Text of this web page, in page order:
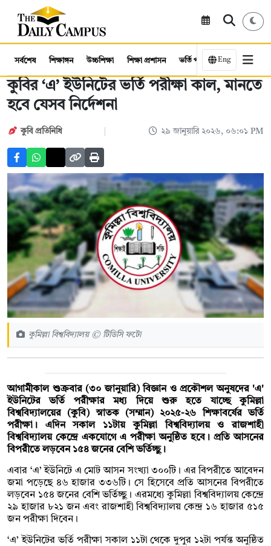
সর্বশেষ শিক্ষাঙ্গন উচ্চশিক্ষা শিক্ষা প্রশাসন ভর্তি পরীক্ষা কর্মসংস্থান
Eng
কুবির ‘এ’ ইউনিটের ভর্তি পরীক্ষা কাল, মানতে
হবে যেসব নির্দেশনা
কুবি প্রতিনিধি ২৯ জানুয়ারি ২০২৬, ০৬:০১ PM
কুমিল্লা বিশ্ববিদ্যালয় © টিডিসি ফটো
আগামীকাল শুক্রবার (৩০ জানুয়ারি) বিজ্ঞান ও প্রকৌশল অনুষদের 'এ'
ইউনিটের ভর্তি পরীক্ষার মধ্য দিয়ে শুরু হতে যাচ্ছে কুমিল্লা
বিশ্ববিদ্যালয়ের (কুবি) স্নাতক (সম্মান) ২০২৫-২৬ শিক্ষাবর্ষের ভর্তি
পরীক্ষা। এদিন সকাল ১১টায় কুমিল্লা বিশ্ববিদ্যালয় ও রাজশাহী
বিশ্ববিদ্যালয় কেন্দ্রে একযোগে এ পরীক্ষা অনুষ্ঠিত হবে। প্রতি আসনের
বিপরীতে লড়বেন ১৫৪ জনের বেশি ভর্তিচ্ছু।
এবার ‘এ’ ইউনিটে এ মোট আসন সংখ্যা ৩০০টি। এর বিপরীতে আবেদন
জমা পড়েছে ৪৬ হাজার ৩৩৬টি। সে হিসেবে প্রতি আসনের বিপরীতে
লড়বেন ১৫৪ জনের বেশি ভর্তিচ্ছু। এরমধ্যে কুমিল্লা বিশ্ববিদ্যালয় কেন্দ্রে
২৯ হাজার ৮২১ জন এবং রাজশাহী বিশ্ববিদ্যালয় কেন্দ্র ১৬ হাজার ৫১৫
জন পরীক্ষা দিবেন।
‘এ’ ইউনিটের ভর্তি পরীক্ষা সকাল ১১টা থেকে দুপুর ১২টা পর্যন্ত অনুষ্ঠিত